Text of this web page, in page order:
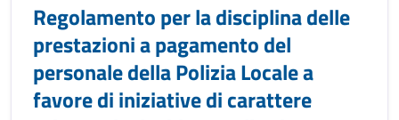
Regolamento per la disciplina delle
prestazioni a pagamento del
personale della Polizia Locale a
favore di iniziative di carattere